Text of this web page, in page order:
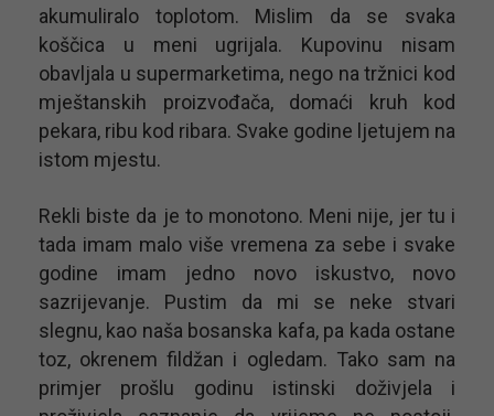
akumuliralo toplotom. Mislim da se svaka
koščica u meni ugrijala. Kupovinu nisam
obavljala u supermarketima, nego na tržnici kod
mještanskih proizvođača, domaći kruh kod
pekara, ribu kod ribara. Svake godine ljetujem na
istom mjestu.
Rekli biste da je to monotono. Meni nije, jer tu i
tada imam malo više vremena za sebe i svake
godine imam jedno novo iskustvo, novo
sazrijevanje. Pustim da mi se neke stvari
slegnu, kao naša bosanska kafa, pa kada ostane
toz, okrenem fildžan i ogledam. Tako sam na
primjer prošlu godinu istinski doživjela i